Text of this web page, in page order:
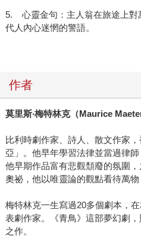
5. 心靈金句：主人翁在旅途上對
代人內心迷惘的警語。
作者
莫里斯‧梅特林克（Maurice
比利時劇作家、詩人、散文作家
亞」。他早年學習法律並當過律師
他早期作品富有悲觀頹廢的氛圍
奧祕，他以唯靈論的觀點看待萬物
梅特林克一生寫過20多個劇本，
表劇作家。《青鳥》這部夢幻劇
之作。